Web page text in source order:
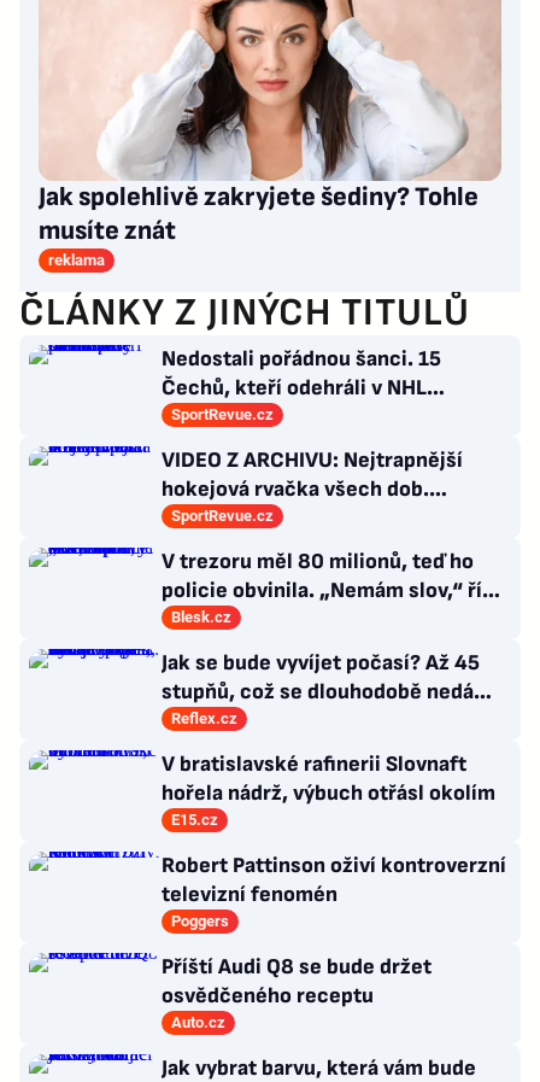
Jak spolehlivě zakryjete šediny? Tohle
musíte znát
reklama
ČLÁNKY Z JINÝCH TITULŮ
Nedostali pořádnou šanci. 15
Čechů, kteří odehráli v NHL
maximálně dva zápasy
SportRevue.cz
VIDEO Z ARCHIVU: Nejtrapnější
hokejová rvačka všech dob.
Nepadla v ní ani rána
SportRevue.cz
V trezoru měl 80 milionů, teď ho
policie obvinila. „Nemám slov,“ říká
exšéf Správy železnic
Blesk.cz
Jak se bude vyvíjet počasí? Až 45
stupňů, což se dlouhodobě nedá
vydržet, varuje klimatolog Radim
Tolasz
Reflex.cz
V bratislavské rafinerii Slovnaft
hořela nádrž, výbuch otřásl okolím
E15.cz
Robert Pattinson oživí kontroverzní
televizní fenomén
Poggers
Příští Audi Q8 se bude držet
osvědčeného receptu
Auto.cz
Jak vybrat barvu, která vám bude